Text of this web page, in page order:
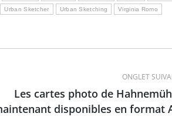
Urban Sketcher Urban Sketching Virginia Romo
ONGLET
Les cartes photo de
disponibles en format